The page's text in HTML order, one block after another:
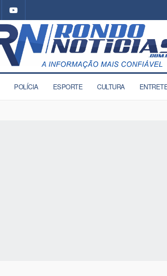
POLÍCIA ESPORTE CULTURA